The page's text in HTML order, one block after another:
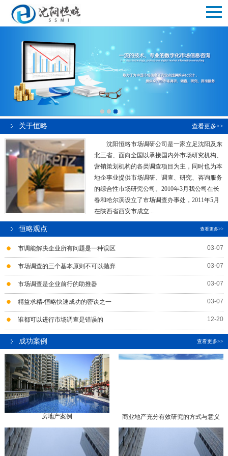
关于恒略 查看更多>>
沈阳恒略市场调研公司是一家立足沈阳及东
北三省、面向全国以承接国内外市场研究机构、
营销策划机构的各类调查项目为主，同时也为本
地企事业提供市场调研、调查、研究、咨询服务
的综合性市场研究公司。2010年3月我公司在长
春和哈尔滨设立了市场调查办事处，2011年5月
在陕西省西安市成立...
恒略观点 查看更多>>
03-07
市调能解决企业所有问题是一种误区
03-07
市场调查的三个基本原则不可以抛弃
03-07
市场调查是企业前行的助推器
03-07
精益求精-恒略快速成功的密诀之一
12-20
谁都可以进行市场调查是错误的
成功案例 查看更多>>
房地产案例 商业地产充分有效研究的方式与意义